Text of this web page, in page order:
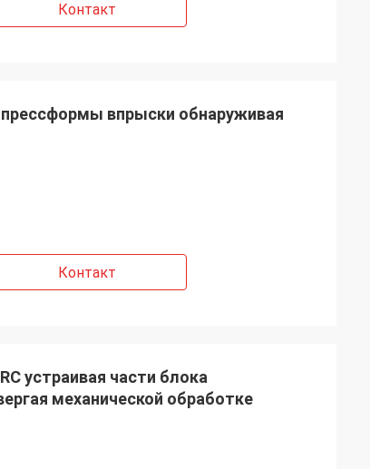
Контакт
впрыски обнаруживая
Контакт
устраивая части блока
механической обработке